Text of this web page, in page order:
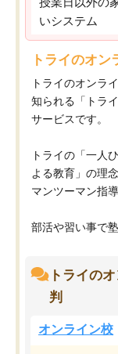
いシステム
トライのオ
トライのオンラ
知られる「トラ
サービスです。
トライの「一人
よる教育」の理
マンツーマン指
部活や習い事で
トライの
判
オンライン校